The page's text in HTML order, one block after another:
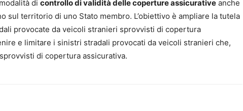
di controllo di validità delle coperture assicurative anche
sul territorio di uno Stato membro. L’obiettivo è ampliare la tutela
provocate da veicoli stranieri sprovvisti di copertura
e limitare i sinistri stradali provocati da veicoli stranieri che,
di copertura assicurativa.